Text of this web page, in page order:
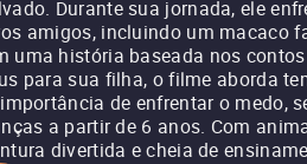
Durante sua jornada, ele
amigos, incluindo um macaco
uma história baseada nos
para sua filha, o filme aborda
de enfrentar o medo,
a partir de 6 anos. Com
divertida e cheia de